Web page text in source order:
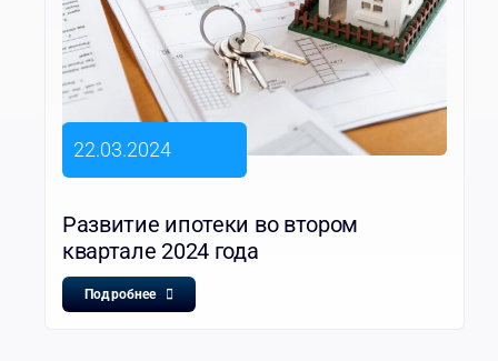
22.03.2024
Развитие ипотеки во втором
квартале 2024 года
Подробнее